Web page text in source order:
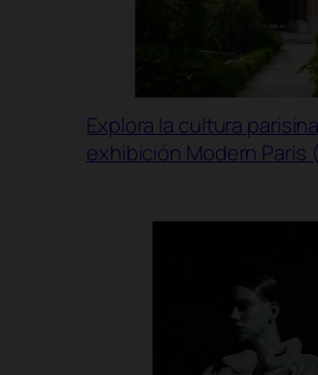
Explora la cultura
exhibición Modern Paris